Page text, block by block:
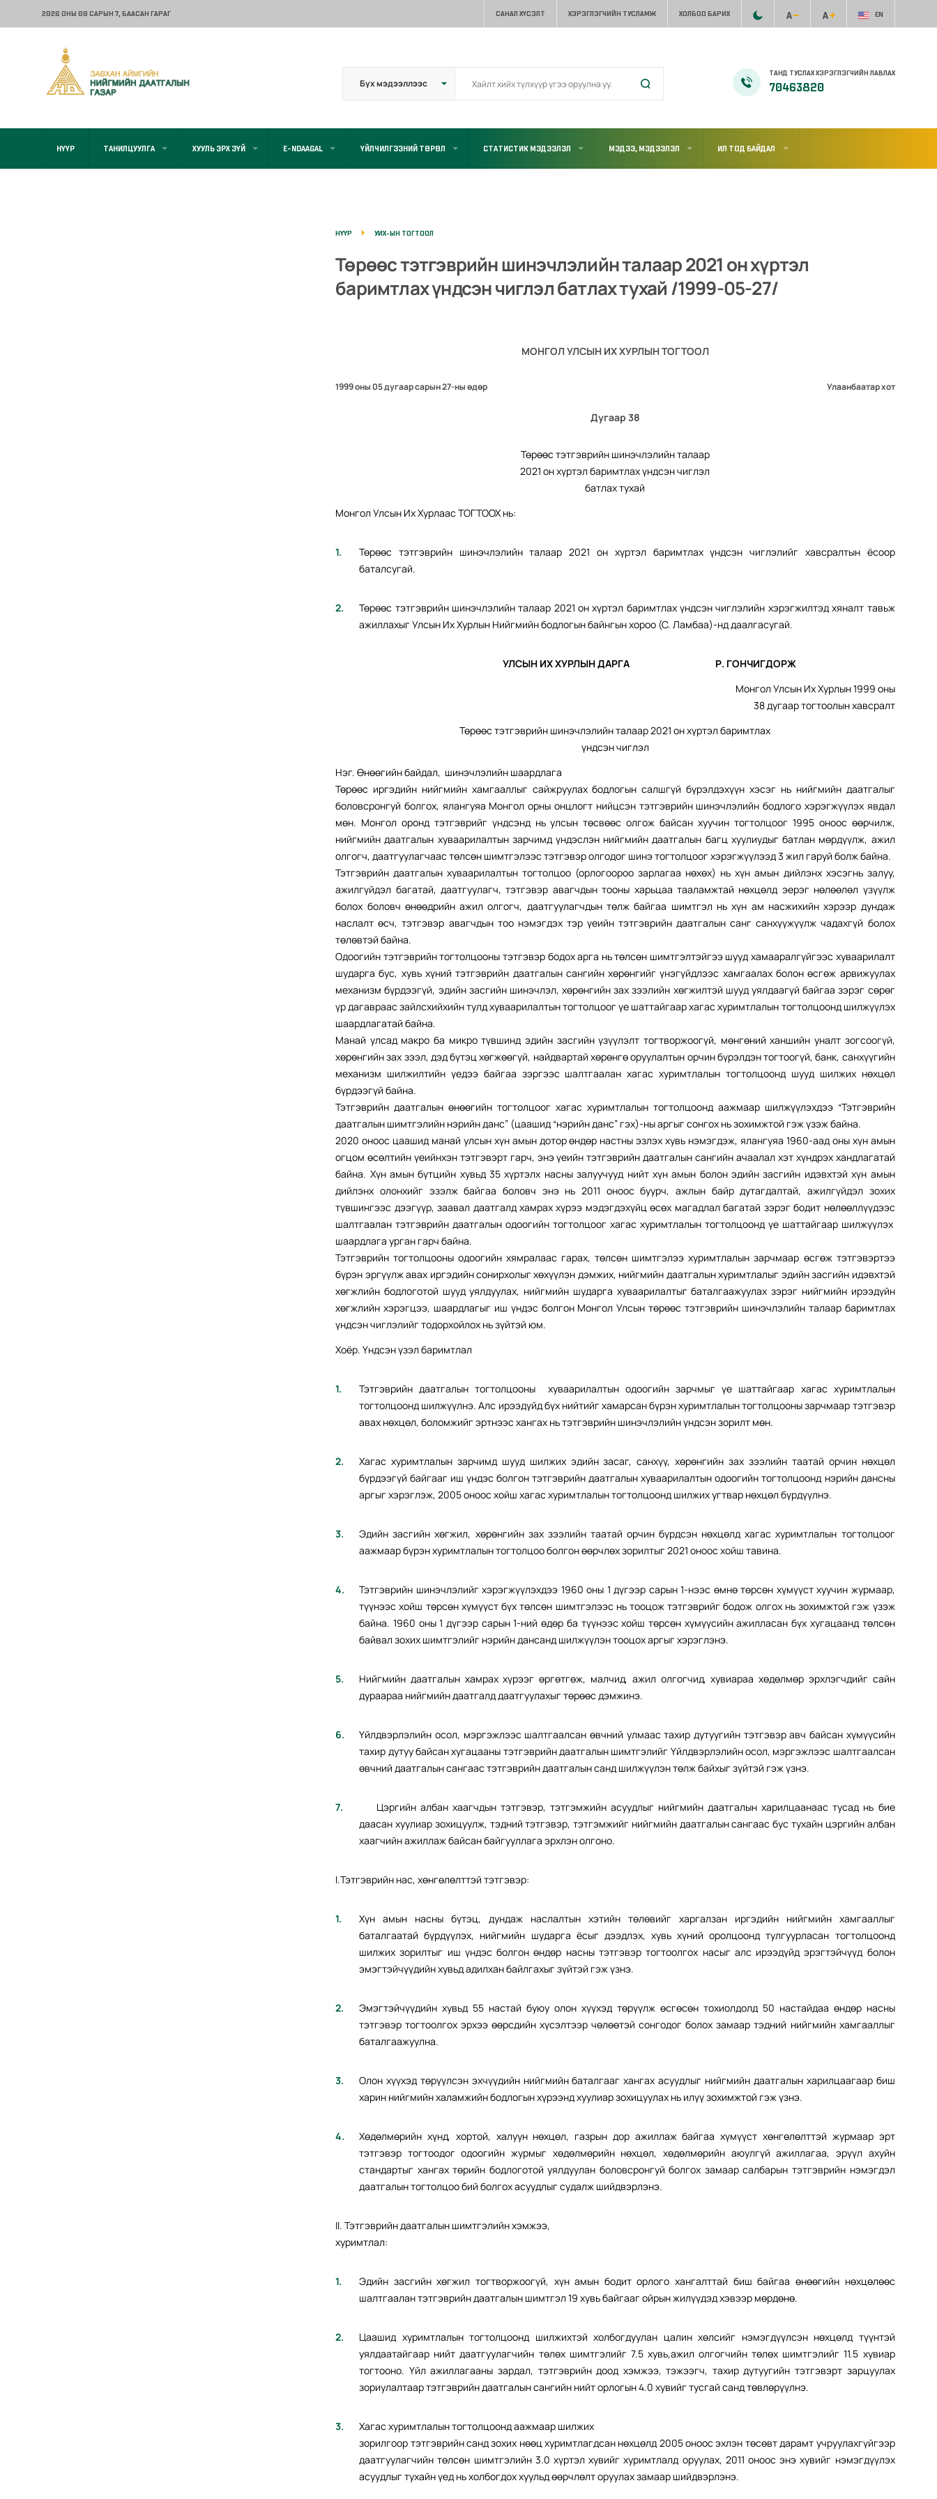
2026 ОНЫ 08 САРЫН 7, БААСАН ГАРАГ САНАЛ ХҮСЭЛТ ХЭРЭГЛЭГЧИЙН ТУСЛАМЖ ХОЛБОО БАРИХ EN
ТАНД ТУСЛАХ ХЭРЭГЛЭГЧИЙН ЛАВЛАХ
70463820
НҮҮР ТАНИЛЦУУЛГА ХУУЛЬ ЭРХ ЗҮЙ E-NDAAGAL ҮЙЛЧИЛГЭЭНИЙ ТӨРӨЛ СТАТИСТИК МЭДЭЭЛЭЛ МЭДЭЭ, МЭДЭЭЛЭЛ ИЛ ТОД БАЙДАЛ
НҮҮР УИХ-ЫН ТОГТООЛ
Төрөөс тэтгэврийн шинэчлэлийн талаар 2021 он хүртэл
баримтлах үндсэн чиглэл батлах тухай /1999-05-27/
МОНГОЛ УЛСЫН ИХ ХУРЛЫН ТОГТООЛ
1999 оны 05 дугаар сарын 27-ны өдөр Улаанбаатар хот
Дугаар 38
Төрөөс тэтгэврийн шинэчлэлийн талаар
2021 он хүртэл баримтлах үндсэн чиглэл
батлах тухай
Монгол Улсын Их Хурлаас ТОГТООХ нь:
Төрөөс тэтгэврийн шинэчлэлийн талаар 2021 он хүртэл баримтлах үндсэн чиглэлийг хавсралтын ёсоор
баталсугай.
Төрөөс тэтгэврийн шинэчлэлийн талаар 2021 он хүртэл баримтлах үндсэн чиглэлийн хэрэгжилтэд хяналт тавьж
ажиллахыг Улсын Их Хурлын Нийгмийн бодлогын байнгын хороо (С. Ламбаа)-нд даалгасугай.
УЛСЫН ИХ ХУРЛЫН ДАРГА Р. ГОНЧИГДОРЖ
Монгол Улсын Их Хурлын 1999 оны
38 дугаар тогтоолын хавсралт
Төрөөс тэтгэврийн шинэчлэлийн талаар 2021 он хүртэл баримтлах
үндсэн чиглэл
Нэг. Өнөөгийн байдал, шинэчлэлийн шаардлага
Төрөөс иргэдийн нийгмийн хамгааллыг сайжруулах бодлогын салшгүй бүрэлдэхүүн хэсэг нь нийгмийн даатгалыг
боловсронгуй болгох, ялангуяа Монгол орны онцлогт нийцсэн тэтгэврийн шинэчлэлийн бодлого хэрэгжүүлэх явдал
мөн. Монгол оронд тэтгэврийг үндсэнд нь улсын төсвөөс олгож байсан хуучин тогтолцоог 1995 оноос өөрчилж,
нийгмийн даатгалын хуваарилалтын зарчимд үндэслэн нийгмийн даатгалын багц хуулиудыг батлан мөрдүүлж, ажил
олгогч, даатгуулагчаас төлсөн шимтгэлээс тэтгэвэр олгодог шинэ тогтолцоог хэрэгжүүлээд 3 жил гаруй болж байна.
Тэтгэврийн даатгалын хуваарилалтын тогтолцоо (орлогоороо зарлагаа нөхөх) нь хүн амын дийлэнх хэсэгнь залуу,
ажилгүйдэл багатай, даатгуулагч, тэтгэвэр авагчдын тооны харьцаа тааламжтай нөхцөлд эерэг нөлөөлөл үзүүлж
болох боловч өнөөдрийн ажил олгогч, даатгуулагчдын төлж байгаа шимтгэл нь хүн ам насжихийн хэрээр дундаж
наслалт өсч, тэтгэвэр авагчдын тоо нэмэгдэх тэр үеийн тэтгэврийн даатгалын санг санхүүжүүлж чадахгүй болох
төлөвтэй байна.
Одоогийн тэтгэврийн тогтолцооны тэтгэвэр бодох арга нь төлсөн шимтгэлтэйгээ шууд хамааралгүйгээс хуваарилалт
шударга бус, хувь хүний тэтгэврийн даатгалын сангийн хөрөнгийг үнэгүйдлээс хамгаалах болон өсгөж арвижуулах
механизм бүрдээгүй, эдийн засгийн шинэчлэл, хөрөнгийн зах зээлийн хөгжилтэй шууд уялдаагүй байгаа зэрэг сөрөг
үр дагавраас зайлсхийхийн тулд хуваарилалтын тогтолцоог үе шаттайгаар хагас хуримтлалын тогтолцоонд шилжүүлэх
шаардлагатай байна.
Манай улсад макро ба микро түвшинд эдийн засгийн үзүүлэлт тогтворжоогүй, мөнгөний ханшийн уналт зогсоогүй,
хөрөнгийн зах зээл, дэд бүтэц хөгжөөгүй, найдвартай хөрөнгө оруулалтын орчин бүрэлдэн тогтоогүй, банк, санхүүгийн
механизм шилжилтийн үедээ байгаа зэргээс шалтгаалан хагас хуримтлалын тогтолцоонд шууд шилжих нөхцөл
бүрдээгүй байна.
Тэтгэврийн даатгалын өнөөгийн тогтолцоог хагас хуримтлалын тогтолцоонд аажмаар шилжүүлэхдээ “Тэтгэврийн
даатгалын шимтгэлийн нэрийн данс” (цаашид “нэрийн данс” гэх)-ны аргыг сонгох нь зохимжтой гэж үзэж байна.
2020 оноос цаашид манай улсын хүн амын дотор өндөр настны эзлэх хувь нэмэгдэж, ялангуяа 1960-аад оны хүн амын
огцом өсөлтийн үеийнхэн тэтгэвэрт гарч, энэ үеийн тэтгэврийн даатгалын сангийн ачаалал хэт хүндрэх хандлагатай
байна. Хүн амын бүтцийн хувьд 35 хүртэлх насны залуучууд нийт хүн амын болон эдийн засгийн идэвхтэй хүн амын
дийлэнх олонхийг эзэлж байгаа боловч энэ нь 2011 оноос буурч, ажлын байр дутагдалтай, ажилгүйдэл зохих
түвшингээс дээгүүр, заавал даатгалд хамрах хүрээ мэдэгдэхүйц өсөх магадлал багатай зэрэг бодит нөлөөллүүдээс
шалтгаалан тэтгэврийн даатгалын одоогийн тогтолцоог хагас хуримтлалын тогтолцоонд үе шаттайгаар шилжүүлэх
шаардлага урган гарч байна.
Тэтгэврийн тогтолцооны одоогийн хямралаас гарах, төлсөн шимтгэлээ хуримтлалын зарчмаар өсгөж тэтгэвэртээ
бүрэн эргүүлж авах иргэдийн сонирхолыг хөхүүлэн дэмжих, нийгмийн даатгалын хуримтлалыг эдийн засгийн идэвхтэй
хөгжлийн бодлоготой шууд уялдуулах, нийгмийн шударга хуваарилалтыг баталгаажуулах зэрэг нийгмийн ирээдүйн
хөгжлийн хэрэгцээ, шаардлагыг иш үндэс болгон Монгол Улсын төрөөс тэтгэврийн шинэчлэлийн талаар баримтлах
үндсэн чиглэлийг тодорхойлох нь зүйтэй юм.
Хоёр. Үндсэн үзэл баримтлал
Тэтгэврийн даатгалын тогтолцооны хуваарилалтын одоогийн зарчмыг үе шаттайгаар хагас хуримтлалын
тогтолцоонд шилжүүлнэ. Алс ирээдүйд бүх нийтийг хамарсан бүрэн хуримтлалын тогтолцооны зарчмаар тэтгэвэр
авах нөхцөл, боломжийг эртнээс хангах нь тэтгэврийн шинэчлэлийн үндсэн зорилт мөн.
Хагас хуримтлалын зарчимд шууд шилжих эдийн засаг, санхүү, хөрөнгийн зах зээлийн таатай орчин нөхцөл
бүрдээгүй байгааг иш үндэс болгон тэтгэврийн даатгалын хуваарилалтын одоогийн тогтолцоонд нэрийн дансны
аргыг хэрэглэж, 2005 оноос хойш хагас хуримтлалын тогтолцоонд шилжих угтвар нөхцөл бүрдүүлнэ.
Эдийн засгийн хөгжил, хөрөнгийн зах зээлийн таатай орчин бүрдсэн нөхцөлд хагас хуримтлалын тогтолцоог
аажмаар бүрэн хуримтлалын тогтолцоо болгон өөрчлөх зорилтыг 2021 оноос хойш тавина.
Тэтгэврийн шинэчлэлийг хэрэгжүүлэхдээ 1960 оны 1 дүгээр сарын 1-нээс өмнө төрсөн хүмүүст хуучин журмаар,
түүнээс хойш төрсөн хүмүүст бүх төлсөн шимтгэлээс нь тооцож тэтгэврийг бодож олгох нь зохимжтой гэж үзэж
байна. 1960 оны 1 дүгээр сарын 1-ний өдөр ба түүнээс хойш төрсөн хүмүүсийн ажилласан бүх хугацаанд төлсөн
байвал зохих шимтгэлийг нэрийн дансанд шилжүүлэн тооцох аргыг хэрэглэнэ.
Нийгмийн даатгалын хамрах хүрээг өргөтгөж, малчид, ажил олгогчид, хувиараа хөдөлмөр эрхлэгчдийг сайн
дураараа нийгмийн даатгалд даатгуулахыг төрөөс дэмжинэ.
Үйлдвэрлэлийн осол, мэргэжлээс шалтгаалсан өвчний улмаас тахир дутуугийн тэтгэвэр авч байсан хүмүүсийн
тахир дутуу байсан хугацааны тэтгэврийн даатгалын шимтгэлийг Үйлдвэрлэлийн осол, мэргэжлээс шалтгаалсан
өвчний даатгалын сангаас тэтгэврийн даатгалын санд шилжүүлэн төлж байхыг зүйтэй гэж үзнэ.
Цэргийн албан хаагчдын тэтгэвэр, тэтгэмжийн асуудлыг нийгмийн даатгалын харилцаанаас тусад нь бие
даасан хуулиар зохицуулж, тэдний тэтгэвэр, тэтгэмжийг нийгмийн даатгалын сангаас бус тухайн цэргийн албан
хаагчийн ажиллаж байсан байгууллага эрхлэн олгоно.
I.Тэтгэврийн нас, хөнгөлөлттэй тэтгэвэр:
Хүн амын насны бүтэц, дундаж наслалтын хэтийн төлөвийг харгалзан иргэдийн нийгмийн хамгааллыг
баталгаатай бүрдүүлэх, нийгмийн шударга ёсыг дээдлэх, хувь хүний оролцоонд тулгуурласан тогтолцоонд
шилжих зорилтыг иш үндэс болгон өндөр насны тэтгэвэр тогтоолгох насыг алс ирээдүйд эрэгтэйчүүд болон
эмэгтэйчүүдийн хувьд адилхан байлгахыг зүйтэй гэж үзнэ.
Эмэгтэйчүүдийн хувьд 55 настай буюу олон хүүхэд төрүүлж өсгөсөн тохиолдолд 50 настайдаа өндөр насны
тэтгэвэр тогтоолгох эрхээ өөрсдийн хүсэлтээр чөлөөтэй сонгодог болох замаар тэдний нийгмийн хамгааллыг
баталгаажуулна.
Олон хүүхэд төрүүлсэн эхчүүдийн нийгмийн баталгааг хангах асуудлыг нийгмийн даатгалын харилцаагаар биш
харин нийгмийн халамжийн бодлогын хүрээнд хуулиар зохицуулах нь илүү зохимжтой гэж үзнэ.
Хөдөлмөрийн хүнд, хортой, халуун нөхцөл, газрын дор ажиллаж байгаа хүмүүст хөнгөлөлттэй журмаар эрт
тэтгэвэр тогтоодог одоогийн журмыг хөдөлмөрийн нөхцөл, хөдөлмөрийн аюулгүй ажиллагаа, эрүүл ахуйн
стандартыг хангах төрийн бодлоготой уялдуулан боловсронгуй болгох замаар салбарын тэтгэврийн нэмэгдэл
даатгалын тогтолцоо бий болгох асуудлыг судалж шийдвэрлэнэ.
II. Тэтгэврийн даатгалын шимтгэлийн хэмжээ,
хуримтлал:
Эдийн засгийн хөгжил тогтворжоогүй, хүн амын бодит орлого хангалттай биш байгаа өнөөгийн нөхцөлөөс
шалтгаалан тэтгэврийн даатгалын шимтгэл 19 хувь байгааг ойрын жилүүдэд хэвээр мөрдөнө.
Цаашид хуримтлалын тогтолцоонд шилжихтэй холбогдуулан цалин хөлсийг нэмэгдүүлсэн нөхцөлд түүнтэй
уялдаатайгаар нийт даатгуулагчийн төлөх шимтгэлийг 7.5 хувь,ажил олгогчийн төлөх шимтгэлийг 11.5 хувиар
тогтооно. Үйл ажиллагааны зардал, тэтгэврийн доод хэмжээ, тэжээгч, тахир дутуугийн тэтгэвэрт зарцуулах
зориулалтаар тэтгэврийн даатгалын сангийн нийт орлогын 4.0 хувийг тусгай санд төвлөрүүлнэ.
Хагас хуримтлалын тогтолцоонд аажмаар шилжих
зорилгоор тэтгэврийн санд зохих нөөц хуримтлагдсан нөхцөлд 2005 оноос эхлэн төсөвт дарамт учруулахгүйгээр
даатгуулагчийн төлсөн шимтгэлийн 3.0 хүртэл хувийг хуримтлалд оруулах, 2011 оноос энэ хувийг нэмэгдүүлэх
асуудлыг тухайн үед нь холбогдох хуульд өөрчлөлт оруулах замаар шийдвэрлэнэ.